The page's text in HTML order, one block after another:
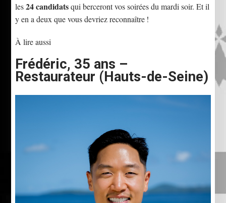
les24 candidatsqui berceront vos soirées du mardi soir. Et il
y en a deux que vous devriez reconnaître !
À lire aussi
Frédéric, 35 ans –
Restaurateur (Hauts-de-Seine)